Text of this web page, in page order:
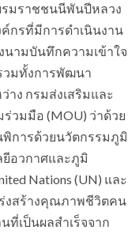
มราชชนนีพันปีหลวง
กรที่มีการดำเนินงาน
นามบันทึกความเข้าใจ
วมทั้งการพัฒนา
ง กรมส่งเสริมและ
วมมือ (MOU) ว่าด้วย
การด้วยนวัตกรรมภูมิ
อวกาศและภูมิ
Nations (UN) และ
ร่งสร้างคุณภาพชีวิตคน
ที่เป็นผลสำเร็จจาก